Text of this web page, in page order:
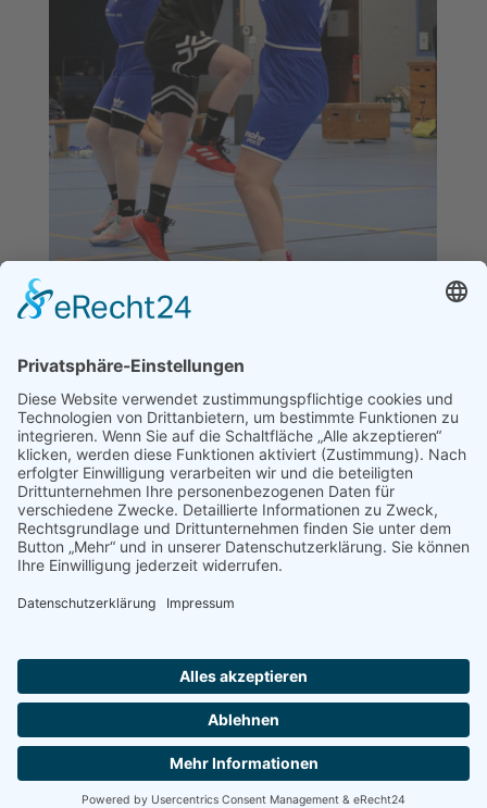
gegnerische Spielerinnen durch
Das erste Mal in dieser Saison geht es am
Sonntag gegen die Osterholzerinnen. Das
Spiel wird ebenfalls eine harte Aufgabe,
da diese Mannschaft genauso
ungeschlagen ist wie die Gastgeberinnen,
haben aber ein Spiel mehr auf dem Konto.
Personell sieht es für das Wochenende
nicht besonders gut aus, aber die
Mannschaft ist wie immer fest
entschlossen bis zum Schluss zu
Impressum
Datenschutz
Gewinnspielbedingungen
Copyright © 2026 BG TRUE LIONS